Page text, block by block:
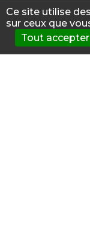
Menu
13011
Ce site utilise
sur ceux que
Tout accepter